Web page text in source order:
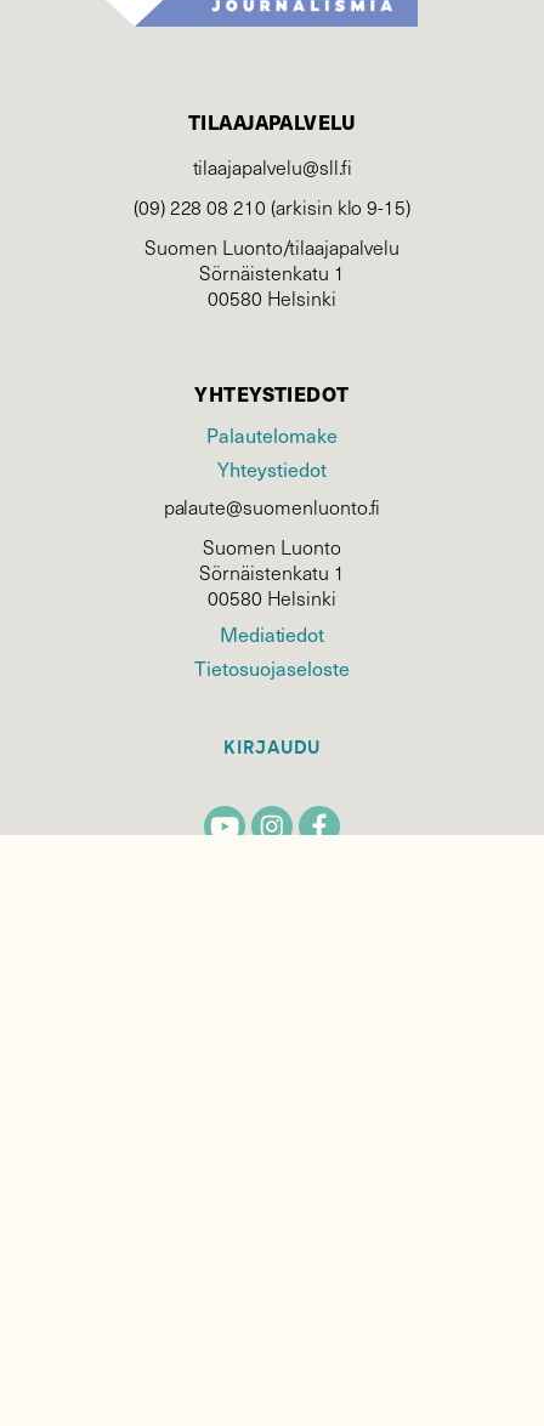
TILAAJAPALVELU
tilaajapalvelu@sll.fi
(09) 228 08 210 (arkisin klo 9-15)
Suomen Luonto/tilaajapalvelu
Sörnäistenkatu 1
00580 Helsinki
YHTEYSTIEDOT
Palautelomake
Yhteystiedot
palaute@suomenluonto.fi
Suomen Luonto
Sörnäistenkatu 1
00580 Helsinki
Mediatiedot
Tietosuojaseloste
KIRJAUDU